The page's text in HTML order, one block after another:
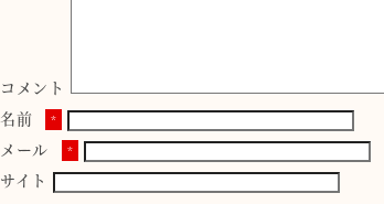
コメント
名前
*
メール *
サイト